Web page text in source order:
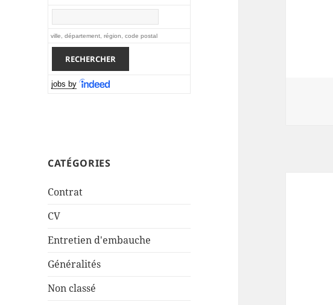
ville, département, région, code postal
jobs by
CATÉGORIES
Contrat
CV
Entretien d'embauche
Généralités
Non classé